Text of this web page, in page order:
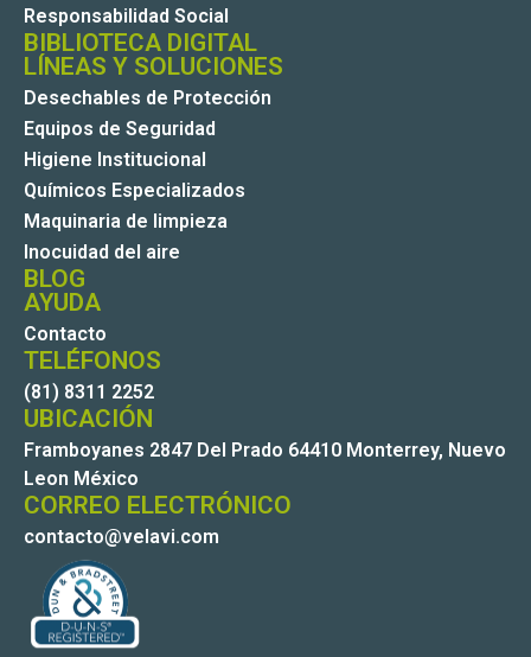
Responsabilidad Social
BIBLIOTECA DIGITAL
LÍNEAS Y SOLUCIONES
Desechables de Protección
Equipos de Seguridad
Higiene Institucional
Químicos Especializados
Maquinaria de limpieza
Inocuidad del aire
BLOG
AYUDA
Contacto
TELÉFONOS
(81) 8311 2252
UBICACIÓN
Framboyanes 2847 Del Prado 64410 Monterrey, Nuevo
Leon México
CORREO ELECTRÓNICO
contacto@velavi.com